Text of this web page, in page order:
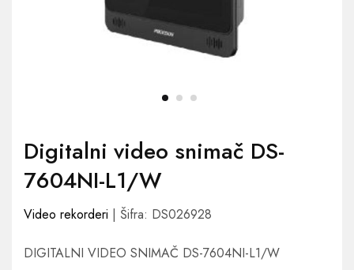
Digitalni video snimač DS-
7604NI-L1/W
Video rekorderi | Šifra: DS026928
DIGITALNI VIDEO SNIMAČ DS-7604NI-L1/W